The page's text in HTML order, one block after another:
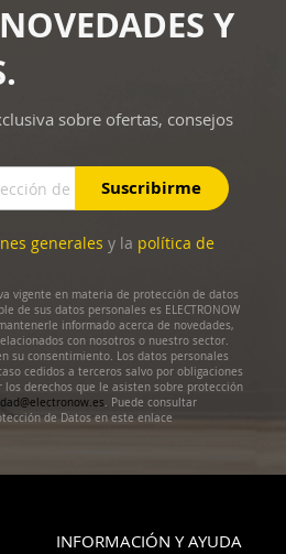
Y
sobre ofertas, consejos
Suscribirme
generales y la política de
vigente en materia de protección de datos
de sus datos personales es ELECTRONOW
informado acerca de novedades,
con nosotros o nuestro sector.
su consentimiento. Los datos personales
cedidos a terceros salvo por obligaciones
los derechos que le asisten sobre protección
. Puede consultar
de Datos en este enlace
INFORMACIÓN Y AYUDA